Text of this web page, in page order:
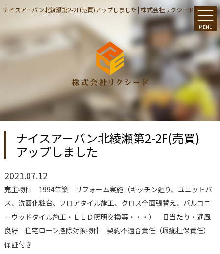
ナイスアーバン北綾瀬第2-2F(売買)アップしました | 株式会社リクシード
MENU
ナイスアーバン北綾瀬第2-2F(売買)
アップしました
2021.07.12
売主物件 1994年築 リフォーム実施（キッチン廻り、ユニットバ
ス、洗面化粧台、フロアタイル施工、クロス全面張替え、バルコニ
ーウッドタイル施工・ＬＥＤ照明交換等・・・） 日当たり・通風
良好 住宅ローン控除対象物件 契約不適合責任（瑕疵担保責任）
保証付き